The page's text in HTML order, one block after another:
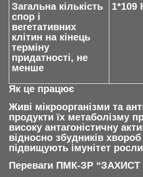
Загальна кількість
спор і
вегетативних
клітин на кінець
терміну
придатності, не
менше
1*109
Як це працює
Живі мікроорганізми та
продукти їх метаболізму
високу антагоністичну
відносно збудників xвороб
підвищують імунітет
Переваги ПМК-ЗР